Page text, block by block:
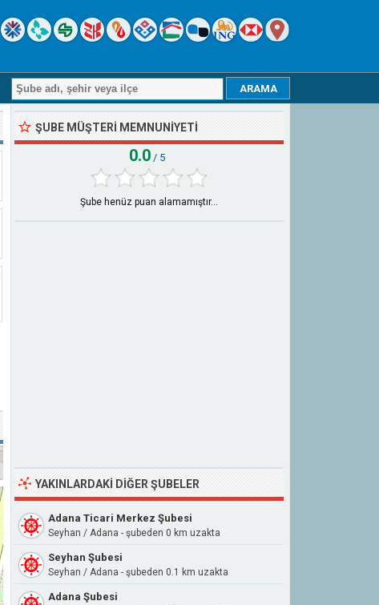
ŞUBE MÜŞTERI MEMNUNIYETI
0.0 / 5
Şube henüz puan alamamıştır...
YAKINLARDAKI DIĞER ŞUBELER
Adana Ticari Merkez Şubesi
Seyhan / Adana - şubeden 0 km uzakta
Seyhan Şubesi
Seyhan / Adana - şubeden 0.1 km uzakta
Adana Şubesi